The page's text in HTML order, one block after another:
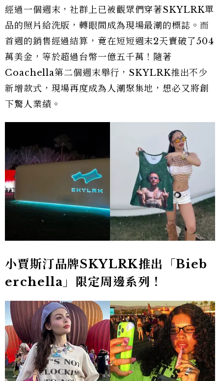
經過一個週末，社群上已被觀眾們穿著SKYLRK單
品的照片給洗版，轉眼間成為現場最潮的標誌。而
首週的銷售經過結算，竟在短短週末2天賣破了504
萬美金，等於超過台幣一億五千萬！隨著
Coachella第二個週末舉行，SKYLRK推出不少
新增款式，現場再度成為人潮聚集地，想必又將創
下驚人業績。
小賈斯汀品牌SKYLRK推出「Bieb
erchella」限定周邊系列！